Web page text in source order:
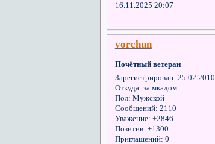
16.11.2025 20:07
vorchun
Почётный ветеран
Зарегистрирован: 25.02.2010
Откуда: за мкадом
Пол: Мужской
Сообщений: 2110
Уважение: +2846
Позитив: +1300
Приглашений: 0